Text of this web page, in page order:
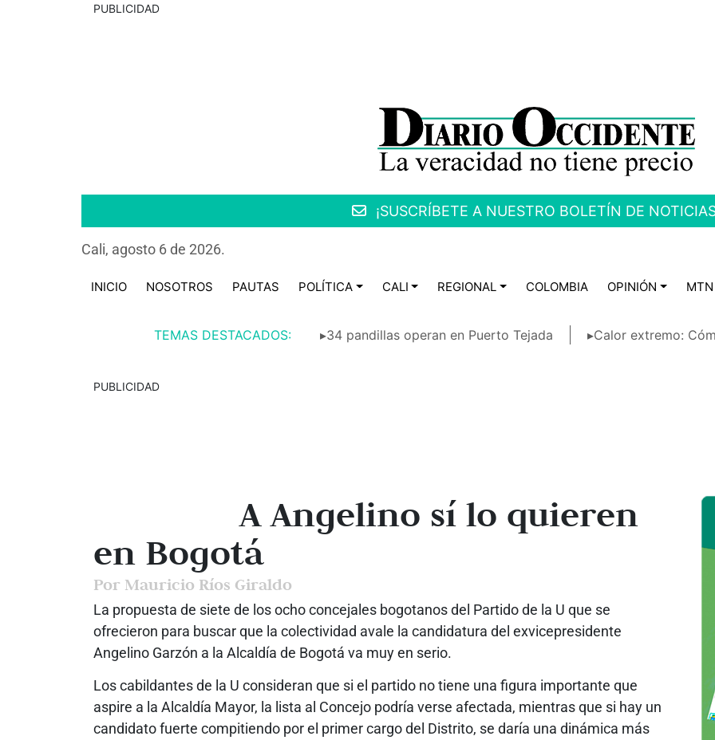
PUBLICIDAD
¡SUSCRÍBETE A NUESTRO BOLETÍN DE
Cali, agosto 6 de 2026.
INICIO NOSOTROS PAUTAS POLÍTICA CALI REGIONAL COLOMBIA OPINIÓN MTN
TEMAS DESTACADOS: ▸34 pandillas operan en Puerto Tejada ▸Calor extremo:
PUBLICIDAD
A Angelino sí lo quieren
en Bogotá
Por Mauricio Ríos Giraldo
La propuesta de siete de los ocho concejales bogotanos del Partido de la U que se
ofrecieron para buscar que la colectividad avale la candidatura del exvicepresidente
Angelino Garzón a la Alcaldía de Bogotá va muy en serio.
Los cabildantes de la U consideran que si el partido no tiene una figura importante que
aspire a la Alcaldía Mayor, la lista al Concejo podría verse afectada, mientras que si hay un
candidato fuerte compitiendo por el primer cargo del Distrito, se daría una dinámica más